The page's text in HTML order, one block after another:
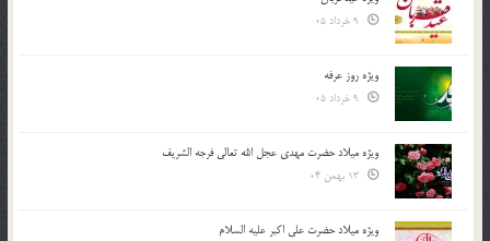
ویژه روز عرفه
ویژه میلاد حضرت مهدی عجل الله تعالی فرجه الشريف
ویژه میلاد حضرت علی اکبر علیه السلام